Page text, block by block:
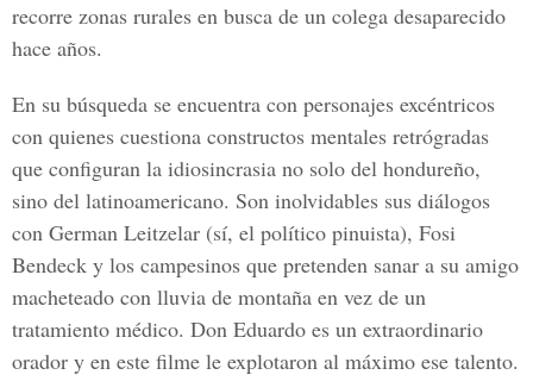
recorre zonas rurales en busca de un colega desaparecido
hace años.
En su búsqueda se encuentra con personajes excéntricos
con quienes cuestiona constructos mentales retrógradas
que configuran la idiosincrasia no solo del hondureño,
sino del latinoamericano. Son inolvidables sus diálogos
con German Leitzelar (sí, el político pinuista), Fosi
Bendeck y los campesinos que pretenden sanar a su amigo
macheteado con lluvia de montaña en vez de un
tratamiento médico. Don Eduardo es un extraordinario
orador y en este filme le explotaron al máximo ese talento.